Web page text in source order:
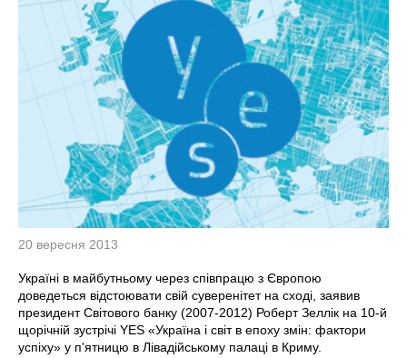
20 вересня 2013
Україні в майбутньому через співпрацю з Європою
доведеться відстоювати свій суверенітет на сході, заявив
президент Світового банку (2007-2012) Роберт Зеллік на 10-й
щорічній зустрічі YES «Україна і світ в епоху змін: фактори
успіху» у п'ятницю в Лівадійському палаці в Криму.